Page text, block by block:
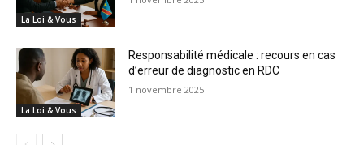
La Loi & Vous
La Loi & Vous
Responsabilité médicale : recours en cas
d’erreur de diagnostic en RDC
1 novembre 2025